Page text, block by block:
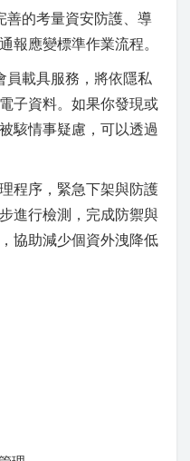
善的考量資安防護、導
報應變標準作業流程。
員載具服務，將依隱私
子資料。如果你發現或
駭情事疑慮，可以透過
程序，緊急下架與防護
進行檢測，完成防禦與
協助減少個資外洩降低